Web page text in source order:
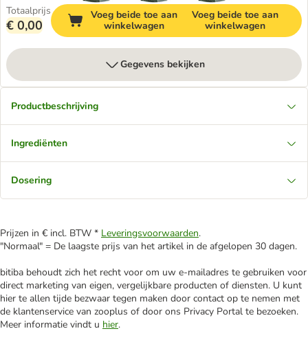
Totaalprijs
€ 0,00
Voeg beide toe aan
winkelwagen
Voeg beide toe aan
winkelwagen
Gegevens bekijken
Productbeschrijving
Ingrediënten
Dosering
Prijzen in € incl. BTW * Leveringsvoorwaarden.
"Normaal" = De laagste prijs van het artikel in de afgelopen 30 dagen.
bitiba behoudt zich het recht voor om uw e-mailadres te gebruiken voor
direct marketing van eigen, vergelijkbare producten of diensten. U kunt
hier te allen tijde bezwaar tegen maken door contact op te nemen met
de klantenservice van zooplus of door ons Privacy Portal te bezoeken.
Meer informatie vindt u hier.